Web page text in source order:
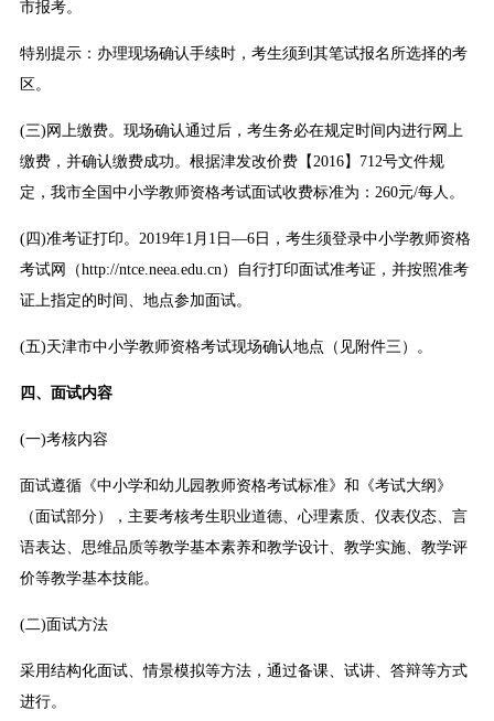
市报考。
特别提示：办理现场确认手续时，考生须到其笔试报名所选择的考
区。
(三)网上缴费。现场确认通过后，考生务必在规定时间内进行网上
缴费，并确认缴费成功。根据津发改价费【2016】712号文件规
定，我市全国中小学教师资格考试面试收费标准为：260元/每人。
(四)准考证打印。2019年1月1日—6日，考生须登录中小学教师资格
考试网（http://ntce.neea.edu.cn）自行打印面试准考证，并按照准考
证上指定的时间、地点参加面试。
(五)天津市中小学教师资格考试现场确认地点（见附件三）。
四、面试内容
(一)考核内容
面试遵循《中小学和幼儿园教师资格考试标准》和《考试大纲》
（面试部分），主要考核考生职业道德、心理素质、仪表仪态、言
语表达、思维品质等教学基本素养和教学设计、教学实施、教学评
价等教学基本技能。
(二)面试方法
采用结构化面试、情景模拟等方法，通过备课、试讲、答辩等方式
进行。